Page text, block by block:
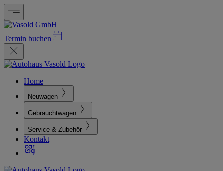
Termin buchen
Home
Neuwagen
Gebrauchtwagen
Service & Zubehör
Kontakt